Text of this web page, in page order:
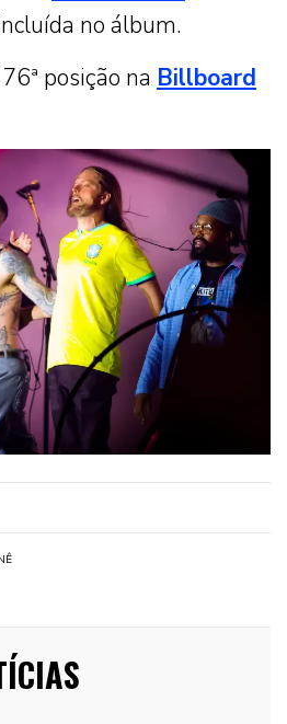
no álbum.
posição na Billboard